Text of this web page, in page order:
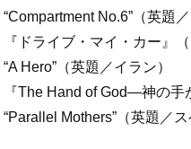
“Compartment No.6”（英題
『ドライブ・マイ・カー』（
“A Hero”（英題／イラン）
『The Hand of God―神の
“Parallel Mothers”（英題／ス